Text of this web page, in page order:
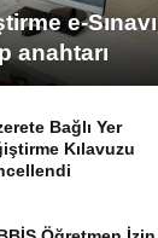
e-Sınavı
anahtarı
Bağlı Yer
Kılavuzu